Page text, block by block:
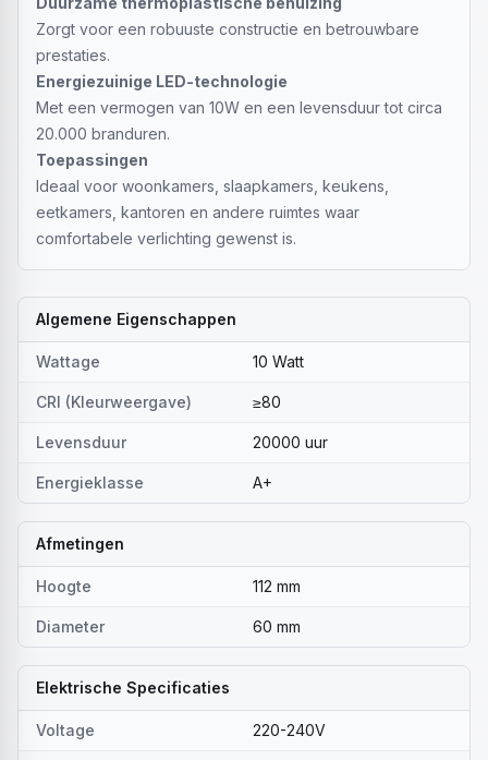
Zorgt voor een robuuste constructie en betrouwbare
prestaties.
Energiezuinige LED-technologie
Met een vermogen van 10W en een levensduur tot circa
20.000 branduren.
Toepassingen
Ideaal voor woonkamers, slaapkamers, keukens,
eetkamers, kantoren en andere ruimtes waar
comfortabele verlichting gewenst is.
Algemene Eigenschappen
Wattage 10 Watt
CRI (Kleurweergave) ≥80
Levensduur 20000 uur
Energieklasse A+
Afmetingen
Hoogte 112 mm
Diameter 60 mm
Elektrische Specificaties
Voltage 220-240V